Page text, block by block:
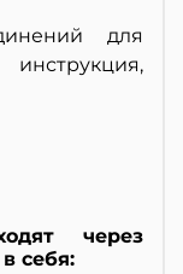
для
через
себя: